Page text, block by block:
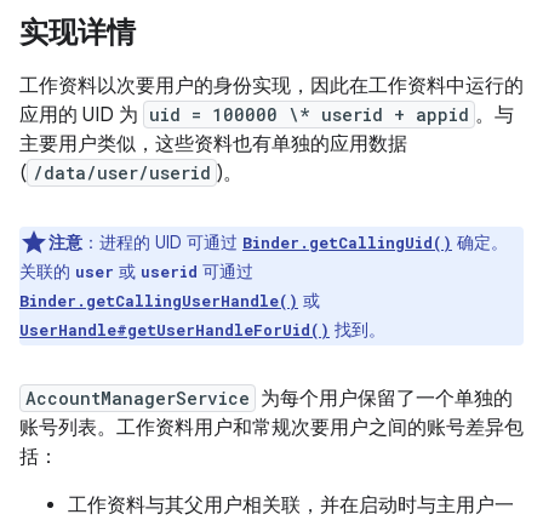
实现详情
工作资料以次要用户的身份实现，因此在工作资料中运行的
应用的 UID 为 uid = 100000 \* userid + appid 。与
主要用户类似，这些资料也有单独的应用数据
( /data/user/userid )。
注意 ：进程的 UID 可通过 Binder.getCallingUid() 确定。
关联的 user 或 userid 可通过
Binder.getCallingUserHandle() 或
UserHandle#getUserHandleForUid() 找到。
AccountManagerService 为每个用户保留了一个单独的
账号列表。工作资料用户和常规次要用户之间的账号差异包
括：
工作资料与其父用户相关联，并在启动时与主用户一